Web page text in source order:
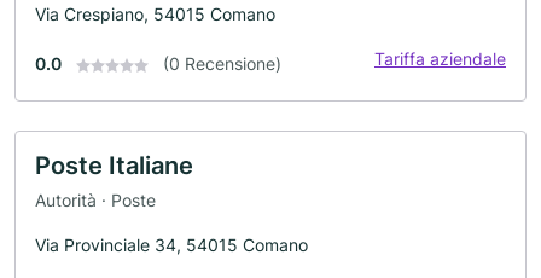
Via Crespiano, 54015 Comano
0.0 (0 Recensione) Tariffa aziendale
Poste Italiane
Autorità · Poste
Via Provinciale 34, 54015 Comano